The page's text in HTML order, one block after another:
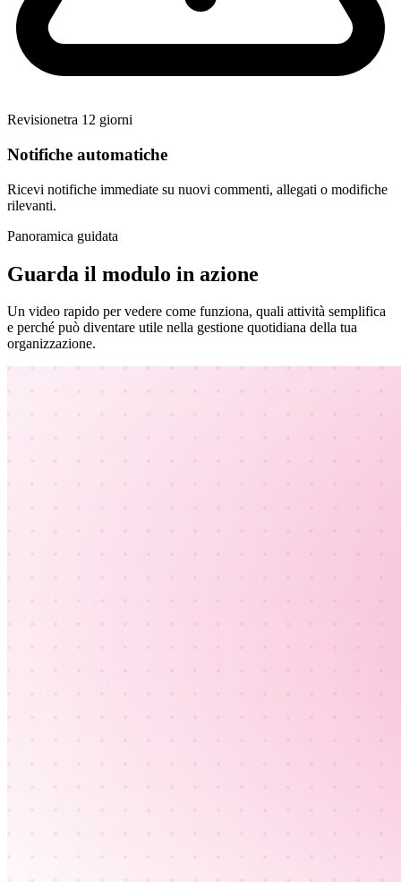
Revisionetra 12 giorni
Notifiche automatiche
Ricevi notifiche immediate su nuovi commenti, allegati o modifiche
rilevanti.
Panoramica guidata
Guarda il modulo in azione
Un video rapido per vedere come funziona, quali attività semplifica
e perché può diventare utile nella gestione quotidiana della tua
organizzazione.